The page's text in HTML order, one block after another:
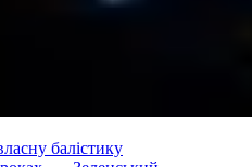
балістику